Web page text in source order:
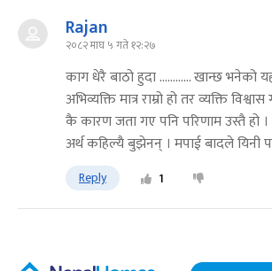
Rajan
२०८२ माघ ५ गते १२:२७
काग धेरै बाठो हुदा ............ खान्छ भनेको
अभिव्यक्ति मात्र राम्रो हो तर व्यक्ति
कै कारण जता गए पनि परिणाम उस्तै हो
अर्थ कहिल्यै बुझेनन् । मपाई बादले यिनी
Reply 1